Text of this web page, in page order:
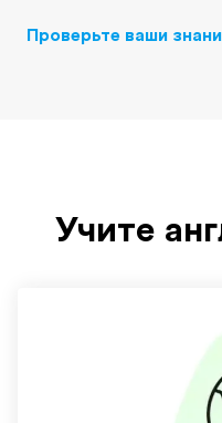
Проверьте ваши
Учите